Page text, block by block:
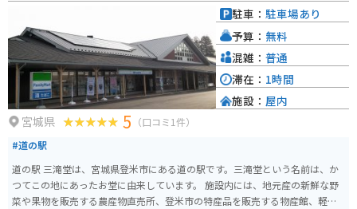
宮城県 5 （口コミ1件）
#道の駅
道の駅 三滝堂は、宮城県登米市にある道の駅です。三滝堂という名前は、か
つてこの地にあったお堂に由来しています。 施設内には、地元産の新鮮な野
菜や果物を販売する農産物直売所、登米市の特産品を販売する物産館、軽食
駐車： 駐車場あり
予算： 無料
混雑： 普通
滞在： 1時間
施設： 屋内